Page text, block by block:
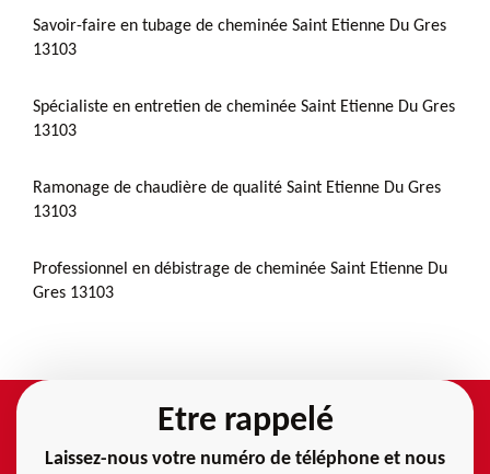
Savoir-faire en tubage de cheminée Saint Etienne Du Gres
13103
Spécialiste en entretien de cheminée Saint Etienne Du Gres
13103
Ramonage de chaudière de qualité Saint Etienne Du Gres
13103
Professionnel en débistrage de cheminée Saint Etienne Du
Gres 13103
Etre rappelé
Laissez-nous votre numéro de téléphone et nous